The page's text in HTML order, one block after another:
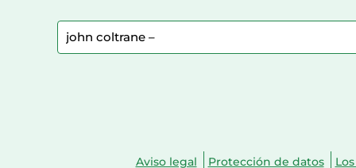
Aviso legal Protección de datos